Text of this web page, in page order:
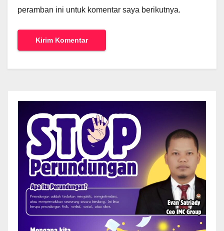
peramban ini untuk komentar saya berikutnya.